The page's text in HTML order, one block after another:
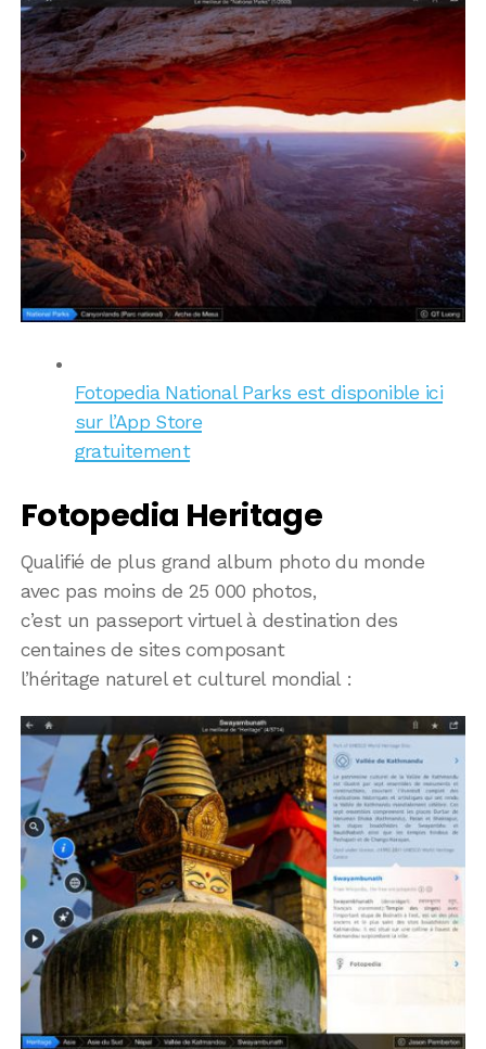
Fotopedia National Parks est disponible ici
sur l’App Store
gratuitement
Fotopedia Heritage
Qualifié de plus grand album photo du monde
avec pas moins de 25 000 photos,
c’est un passeport virtuel à destination des
centaines de sites composant
l’héritage naturel et culturel mondial :